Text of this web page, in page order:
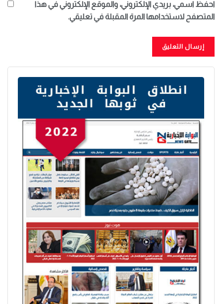
احفظ اسمي، بريدي الإلكتروني، والموقع الإلكتروني في هذا
المتصفح لاستخدامها المرة المقبلة في تعليقي.